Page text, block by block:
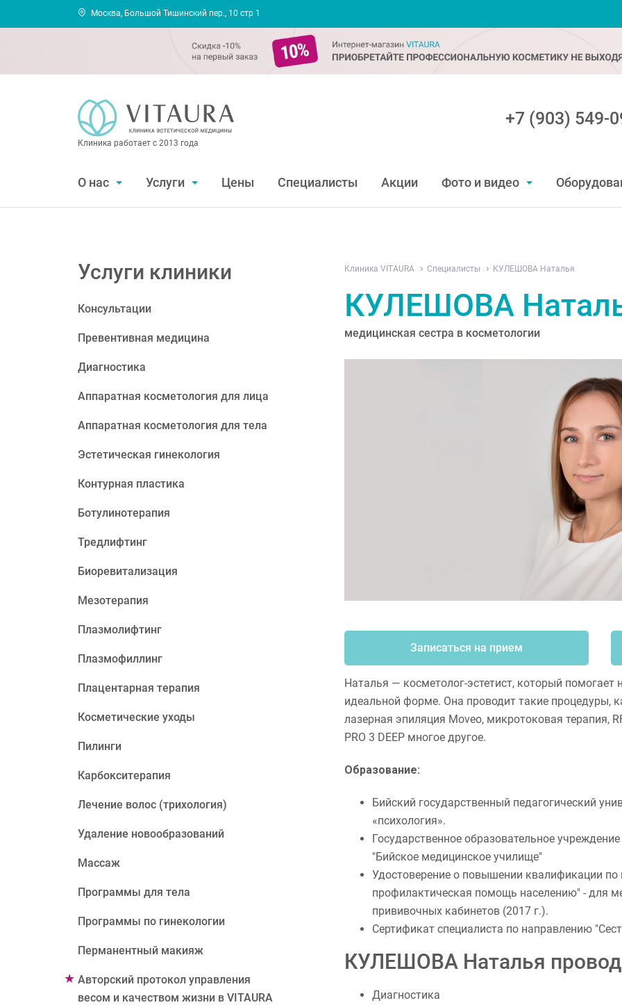
Москва, Большой Тишинский пер., 10 стр 1
+7 (903) 549-
Клиника работает с 2013 года
О нас Услуги Цены Специалисты Акции Фото и видео
Клиника VITAURA Специалисты КУЛЕШОВА Наталья
КУЛЕШОВА
медицинская сестра в косметологии
Записаться на прием
Наталья — косметолог-эстетист, который
идеальной форме. Она проводит такие процедуры,
лазерная эпиляция Moveo, микротоковая терапия,
PRO 3 DEEP многое другое.
Образование:
Бийский государственный педагогический
«психология».
Государственное образовательное
"Бийское медицинское училище"
Удостоверение о повышении квалификации
профилактическая помощь населению" - для
прививочных кабинетов (2017 г.).
Сертификат специалиста по направлению
КУЛЕШОВА Наталья
Диагностика
Услуги клиники
Консультации
Превентивная медицина
Диагностика
Аппаратная косметология для лица
Аппаратная косметология для тела
Эстетическая гинекология
Контурная пластика
Ботулинотерапия
Тредлифтинг
Биоревитализация
Мезотерапия
Плазмолифтинг
Плазмофиллинг
Плацентарная терапия
Косметические уходы
Пилинги
Карбокситерапия
Лечение волос (трихология)
Удаление новообразований
Массаж
Программы для тела
Программы по гинекологии
Перманентный макияж
Авторский протокол управления
весом и качеством жизни в VITAURA